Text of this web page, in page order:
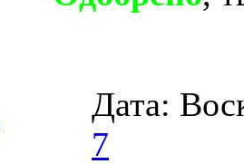
Дата:
7